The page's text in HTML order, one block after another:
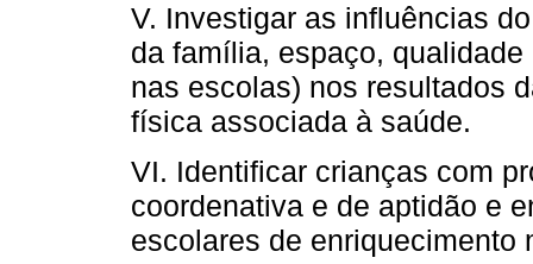
V. Investigar as influências
da família, espaço,
nas escolas) nos resultados
física associada à saúde.
VI. Identificar crianças com
coordenativa e de aptidão e
escolares de enriquecimento